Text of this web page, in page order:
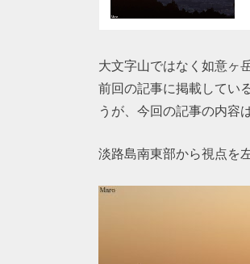
大文字山ではなく如意ヶ
前回の記事に掲載してい
うが、今回の記事の内容
淡路島南東部から視点を